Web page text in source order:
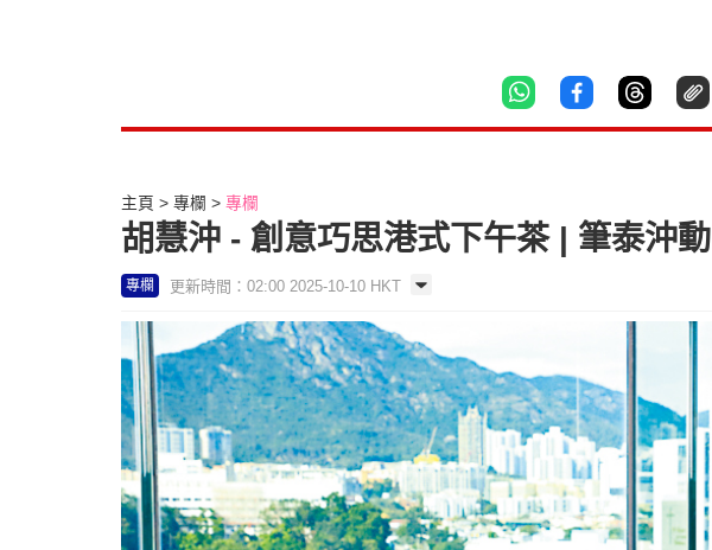
主頁 專欄 專欄
胡慧沖 - 創意巧思港式下午茶 | 筆泰沖動
專欄 更新時間：02:00 2025-10-10 HKT